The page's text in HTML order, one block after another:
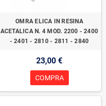
OMRA ELICA IN RESINA
ACETALICA N. 4 MOD. 2200 - 2400
- 2401 - 2810 - 2811 - 2840
23,00 €
COMPRA